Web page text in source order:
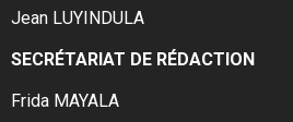
Jean LUYINDULA
SECRÉTARIAT DE RÉDACTION
Frida MAYALA